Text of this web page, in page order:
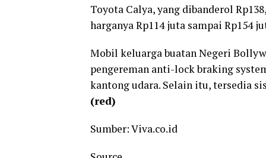
Toyota Calya, yang dibanderol
harganya Rp114 juta sampai Rp154
Mobil keluarga buatan Negeri
pengereman anti-lock braking
kantong udara. Selain itu, tersedia
(red)
Sumber: Viva.co.id